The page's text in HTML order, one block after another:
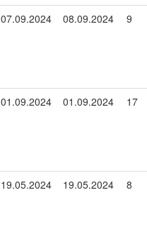
07.09.2024 08.09.2024 9
01.09.2024 01.09.2024 17
19.05.2024 19.05.2024 8